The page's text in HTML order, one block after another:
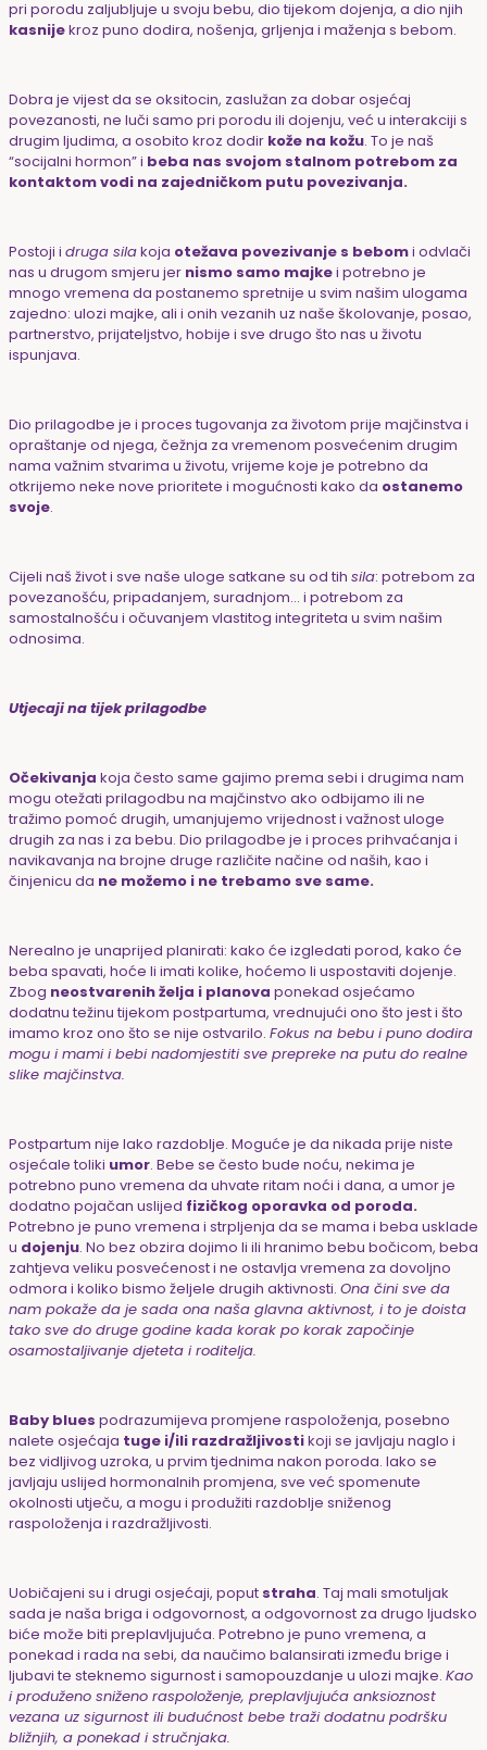
pri porodu zaljubljuje u svoju bebu, dio tijekom dojenja, a dio njih
kasnijekroz puno dodira, nošenja, grljenja i maženja s bebom.
Dobra je vijest da se oksitocin, zaslužan za dobar osjećaj
povezanosti, ne luči samo pri porodu ili dojenju, već u interakciji s
drugim ljudima, a osobito kroz dodir kože na kožu. To je naš
“socijalni hormon” i beba nas svojom stalnom potrebom za
kontaktom vodi na zajedničkom putu povezivanja.
Postoji i druga silakoja otežava povezivanje s bebomi odvlači
nas u drugom smjeru jer nismo samo majkei potrebno je
mnogo vremena da postanemo spretnije u svim našim ulogama
zajedno: ulozi majke, ali i onih vezanih uz naše školovanje, posao,
partnerstvo, prijateljstvo, hobije i sve drugo što nas u životu
ispunjava.
Dio prilagodbe je i proces tugovanja za životom prije majčinstva i
opraštanje od njega, čežnja za vremenom posvećenim drugim
nama važnim stvarima u životu, vrijeme koje je potrebno da
otkrijemo neke nove prioritete i mogućnosti kako da ostanemo
svoje.
Cijeli naš život i sve naše uloge satkane su od tih sila: potrebom za
povezanošću, pripadanjem, suradnjom… i potrebom za
samostalnošću i očuvanjem vlastitog integriteta u svim našim
odnosima.
Utjecaji na tijek prilagodbe
Očekivanja koja često same gajimo prema sebi i drugima nam
mogu otežati prilagodbu na majčinstvo ako odbijamo ili ne
tražimo pomoć drugih, umanjujemo vrijednost i važnost uloge
drugih za nas i za bebu. Dio prilagodbe je i proces prihvaćanja i
navikavanja na brojne druge različite načine od naših, kao i
činjenicu da ne možemo i ne trebamo sve same.
Nerealno je unaprijed planirati: kako će izgledati porod, kako će
beba spavati, hoće li imati kolike, hoćemo li uspostaviti dojenje.
Zbog neostvarenih želja i planova ponekad osjećamo
dodatnu težinu tijekom postpartuma, vrednujući ono što jest i što
imamo kroz ono što se nije ostvarilo. Fokus na bebu i puno dodira
mogu i mami i bebi nadomjestiti sve prepreke na putu do realne
slike majčinstva.
Postpartum nije lako razdoblje. Moguće je da nikada prije niste
osjećale toliki umor. Bebe se često bude noću, nekima je
potrebno puno vremena da uhvate ritam noći i dana, a umor je
dodatno pojačan uslijed fizičkog oporavka od poroda.
Potrebno je puno vremena i strpljenja da se mama i beba usklade
u dojenju. No bez obzira dojimo li ili hranimo bebu bočicom, beba
zahtjeva veliku posvećenost i ne ostavlja vremena za dovoljno
odmora i koliko bismo željele drugih aktivnosti. Ona čini sve da
nam pokaže da je sada ona naša glavna aktivnost, i to je doista
tako sve do druge godine kada korak po korak započinje
osamostaljivanje djeteta i roditelja.
Baby blues podrazumijeva promjene raspoloženja, posebno
nalete osjećaja tuge i/ili razdražljivostikoji se javljaju naglo i
bez vidljivog uzroka, u prvim tjednima nakon poroda. Iako se
javljaju uslijed hormonalnih promjena, sve već spomenute
okolnosti utječu, a mogu i produžiti razdoblje sniženog
raspoloženja i razdražljivosti.
Uobičajeni su i drugi osjećaji, poput straha. Taj mali smotuljak
sada je naša briga i odgovornost, a odgovornost za drugo ljudsko
biće može biti preplavljujuća. Potrebno je puno vremena, a
ponekad i rada na sebi, da naučimo balansirati između brige i
ljubavi te steknemo sigurnost i samopouzdanje u ulozi majke. Kao
i produženo sniženo raspoloženje, preplavljujuća anksioznost
vezana uz sigurnost ili budućnost bebe traži dodatnu podršku
bližnjih, a ponekad i stručnjaka.